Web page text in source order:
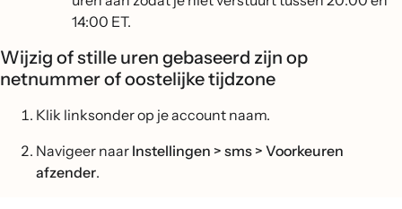
14:00 ET.
Wijzig of stille uren gebaseerd zijn op
netnummer of oostelijke tijdzone
Klik linksonder op je account naam.
Navigeer naar Instellingen > sms > Voorkeuren
afzender.